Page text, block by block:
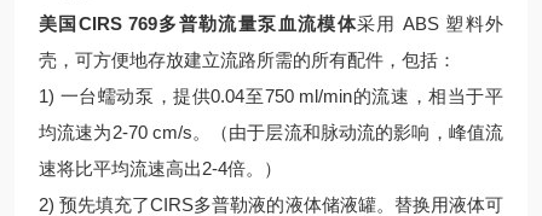
美国CIRS 769多普勒流量泵血流模体采用 ABS 塑料外
壳，可方便地存放建立流路所需的所有配件，包括：
1) 一台蠕动泵，提供0.04至750 ml/min的流速，相当于平
均流速为2-70 cm/s。（由于层流和脉动流的影响，峰值流
速将比平均流速高出2-4倍。）
2) 预先填充了CIRS多普勒液的液体储液罐。替换用液体可